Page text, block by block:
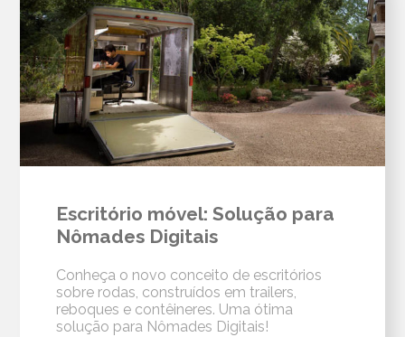
Escritório móvel: Solução para
Nômades Digitais
Conheça o novo conceito de escritórios
sobre rodas, construídos em trailers,
reboques e contêineres. Uma ótima
solução para Nômades Digitais!